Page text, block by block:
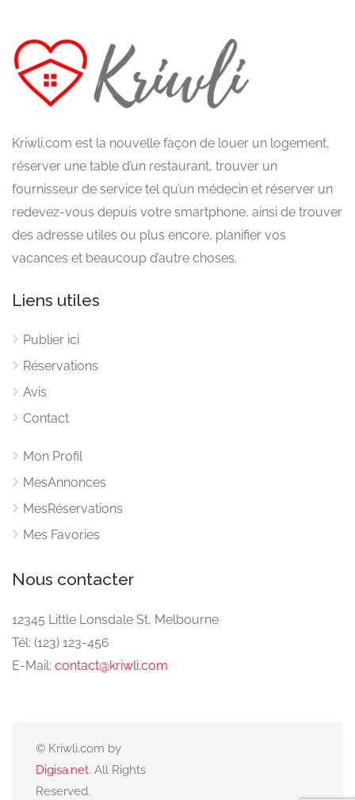
Kriwli.com est la nouvelle façon de louer un logement,
réserver une table d’un restaurant, trouver un
fournisseur de service tel qu’un médecin et réserver un
redevez-vous depuis votre smartphone, ainsi de trouver
des adresse utiles ou plus encore, planifier vos
vacances et beaucoup d’autre choses.
Liens utiles
Publier ici
Réservations
Avis
Contact
Mon Profil
MesAnnonces
MesRéservations
Mes Favories
Nous contacter
12345 Little Lonsdale St, Melbourne
Tél: (123) 123-456
E-Mail: contact@kriwli.com
© Kriwli.com by
Digisa.net. All Rights
Reserved.